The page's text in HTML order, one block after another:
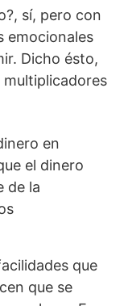
sí, pero con
emocionales
Dicho ésto,
multiplicadores
en
el dinero
de la
que
que se